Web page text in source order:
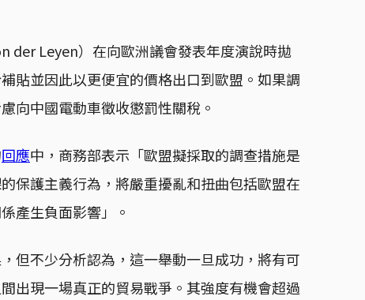
der Leyen）在向歐洲議會發表年度演說時拋
貼並因此以更便宜的價格出口到歐盟。如果調
向中國電動車徵收懲罰性關稅。
回應中，商務部表示「歐盟擬採取的調查措施是
保護主義行為，將嚴重擾亂和扭曲包括歐盟在
產生負面影響」。
但不少分析認為，這一舉動一旦成功，將有可
出現一場真正的貿易戰爭。其強度有機會超過